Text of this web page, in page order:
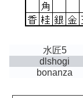
水匠5
dlshogi
bonanza